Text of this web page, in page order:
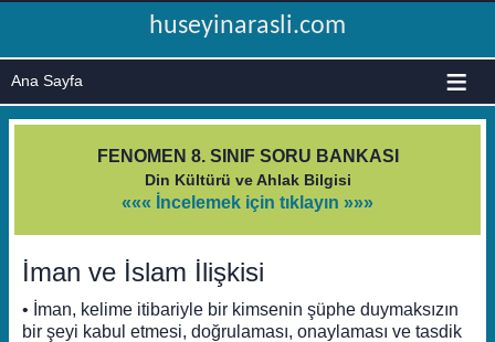
huseyinarasli.com
≡
FENOMEN 8. SINIF SORU BANKASI
Din Kültürü ve Ahlak Bilgisi
««« İncelemek için tıklayın »»»
İman ve İslam İlişkisi
• İman, kelime itibariyle bir kimsenin şüphe duymaksızın
bir şeyi kabul etmesi, doğrulaması, onaylaması ve tasdik